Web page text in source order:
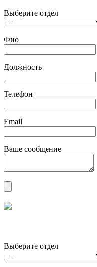
Выберите отдел
Фио
Должность
Телефон
Email
Ваше сообщение
Выберите отдел